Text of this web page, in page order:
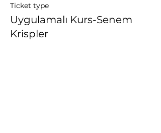
Ticket type
Uygulamalı Kurs-Senem
Krispler